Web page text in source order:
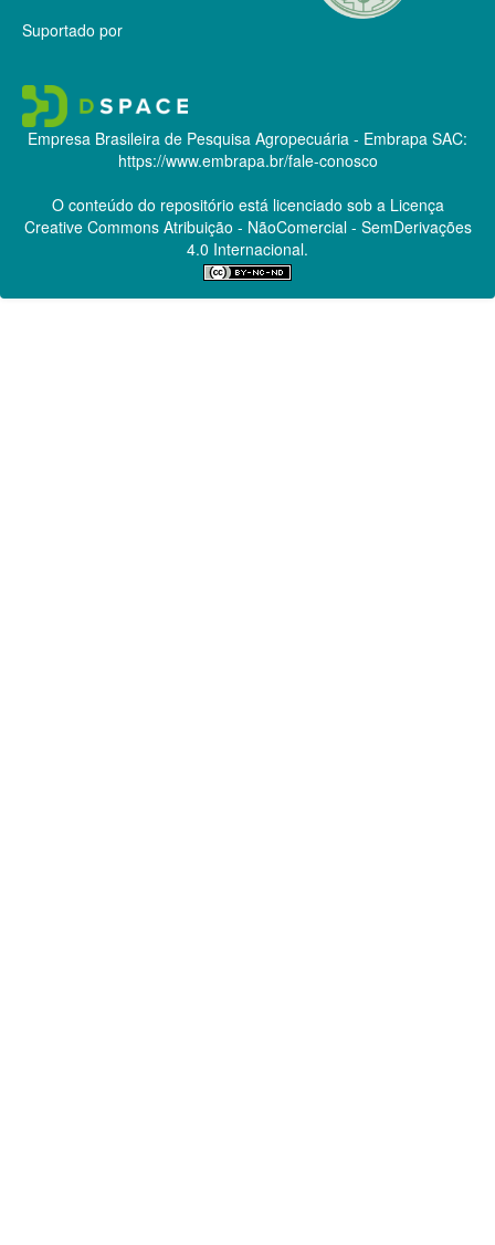
Suportado por
Empresa Brasileira de Pesquisa Agropecuária - Embrapa SAC:
https://www.embrapa.br/fale-conosco
O conteúdo do repositório está licenciado sob a Licença
Creative CommonsAtribuição - NãoComercial - SemDerivações
4.0 Internacional.